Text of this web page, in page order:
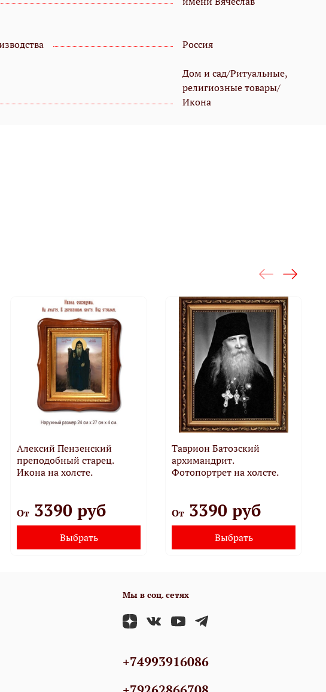
Россия
Дом и сад/Ритуальные,
религиозные товары/
Икона
Алексий Пензенский
преподобный старец.
Икона на холсте.
От 3390 руб
Выбрать
Таврион Батозский
архимандрит.
Фотопортрет на холсте.
От 3390 руб
Выбрать
Мы в соц. сетях
+74993916086